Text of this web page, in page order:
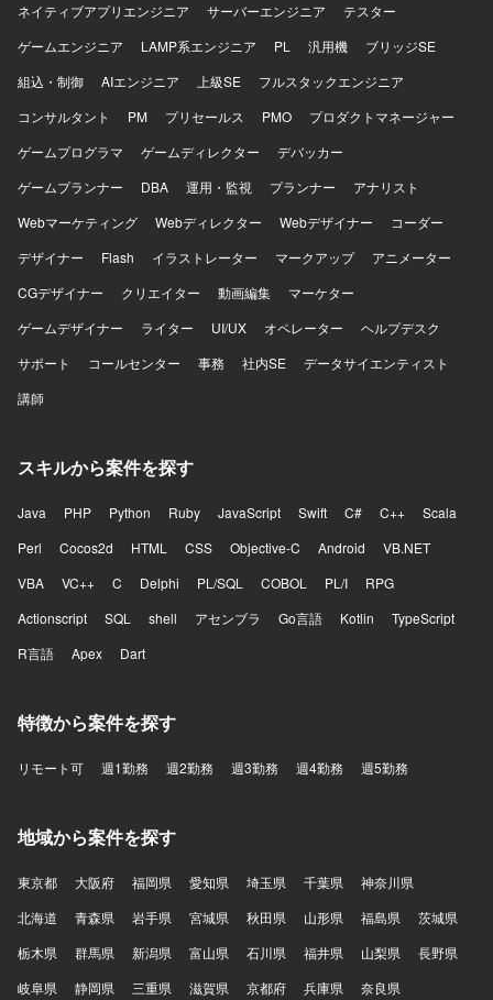
Android Architecture ComponentsやMVVMなどのアーキテ
クチャを活用し、XcodeおよびAndroid Studio上で開発を進
Protocol Buffersによる通信、BitriseやGitHub Actions、
Cloud Buildを用いたCI/CDを構築しています。Terraformに
よる構成管理、CrashlyticsやCloud Monitoringなどのモニタ
リング基盤、BigQueryやLooker Studioによる分析基盤、
ール群、GitHub・Slack・Notion・Figmaを組み合わせたモ
ダンな開発環境で、アジャイル開発を実践しています。
ネイティブアプリエンジニア
サーバーエンジニア
テスター
ゲームエンジニア
LAMP系エンジニア PL 汎用機
ブリッジSE
組込・制御
AIエンジニア 上級SE
フルスタックエンジニア
コンサルタント
PM プリセールス PMO
プロダクトマネージャー
ゲームプログラマ
ゲームディレクター
デバッカー
ゲームプランナー
DBA 運用・監視 プランナー
アナリスト
Webマーケティング
Webディレクター Webデザイナー
コーダー
デザイナー
Flash イラストレーター マークアップ
アニメーター
CGデザイナー
クリエイター 動画編集
マーケター
ゲームデザイナー
ライター UI/UX オペレーター
ヘルプデスク
サポート
コールセンター 事務 社内SE
データサイエンティスト
講師
スキルから案件を探す
Java PHP Python Ruby JavaScript Swift C# C++
Scala
Perl
Cocos2d HTML CSS Objective-C Android
VB.NET
VBA
VC++ C Delphi PL/SQL COBOL PL/I
RPG
Actionscript
SQL shell アセンブラ Go言語 Kotlin
TypeScript
R言語
Apex Dart
特徴から案件を探す
リモート可 週1勤務 週2勤務 週3勤務 週4勤務 週5勤務
地域から案件を探す
東京都 大阪府 福岡県 愛知県 埼玉県 千葉県
神奈川県
北海道
青森県 岩手県 宮城県 秋田県 山形県 福島県
茨城県
栃木県
群馬県 新潟県 富山県 石川県 福井県 山梨県
長野県
岐阜県
静岡県 三重県 滋賀県 京都府 兵庫県 奈良県